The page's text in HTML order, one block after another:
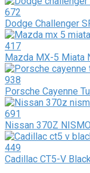
672
Dodge Challenger
417
Mazda MX-5 Miata
938
Porsche Cayenne
691
Nissan 370Z
449
Cadillac CT5-V